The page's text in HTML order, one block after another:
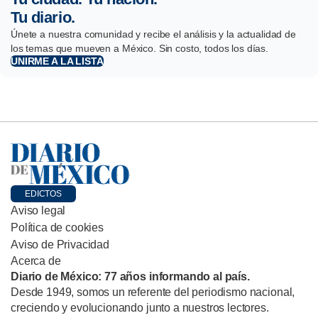
Tu diario.
Únete a nuestra comunidad y recibe el análisis y la actualidad de
los temas que mueven a México. Sin costo, todos los días.
UNIRME A LA LISTA
EDICTOS
Aviso legal
Política de cookies
Aviso de Privacidad
Acerca de
Diario de México: 77 años informando al país.
Desde 1949, somos un referente del periodismo nacional,
creciendo y evolucionando junto a nuestros lectores.